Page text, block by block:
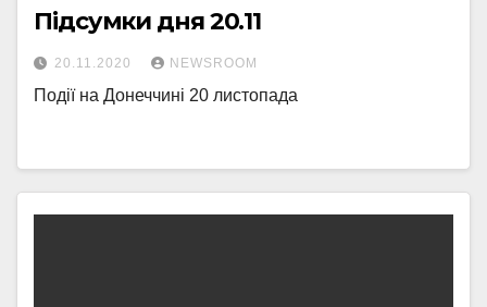
Підсумки дня 20.11
20.11.2020 NEWSROOM
Події на Донеччині 20 листопада